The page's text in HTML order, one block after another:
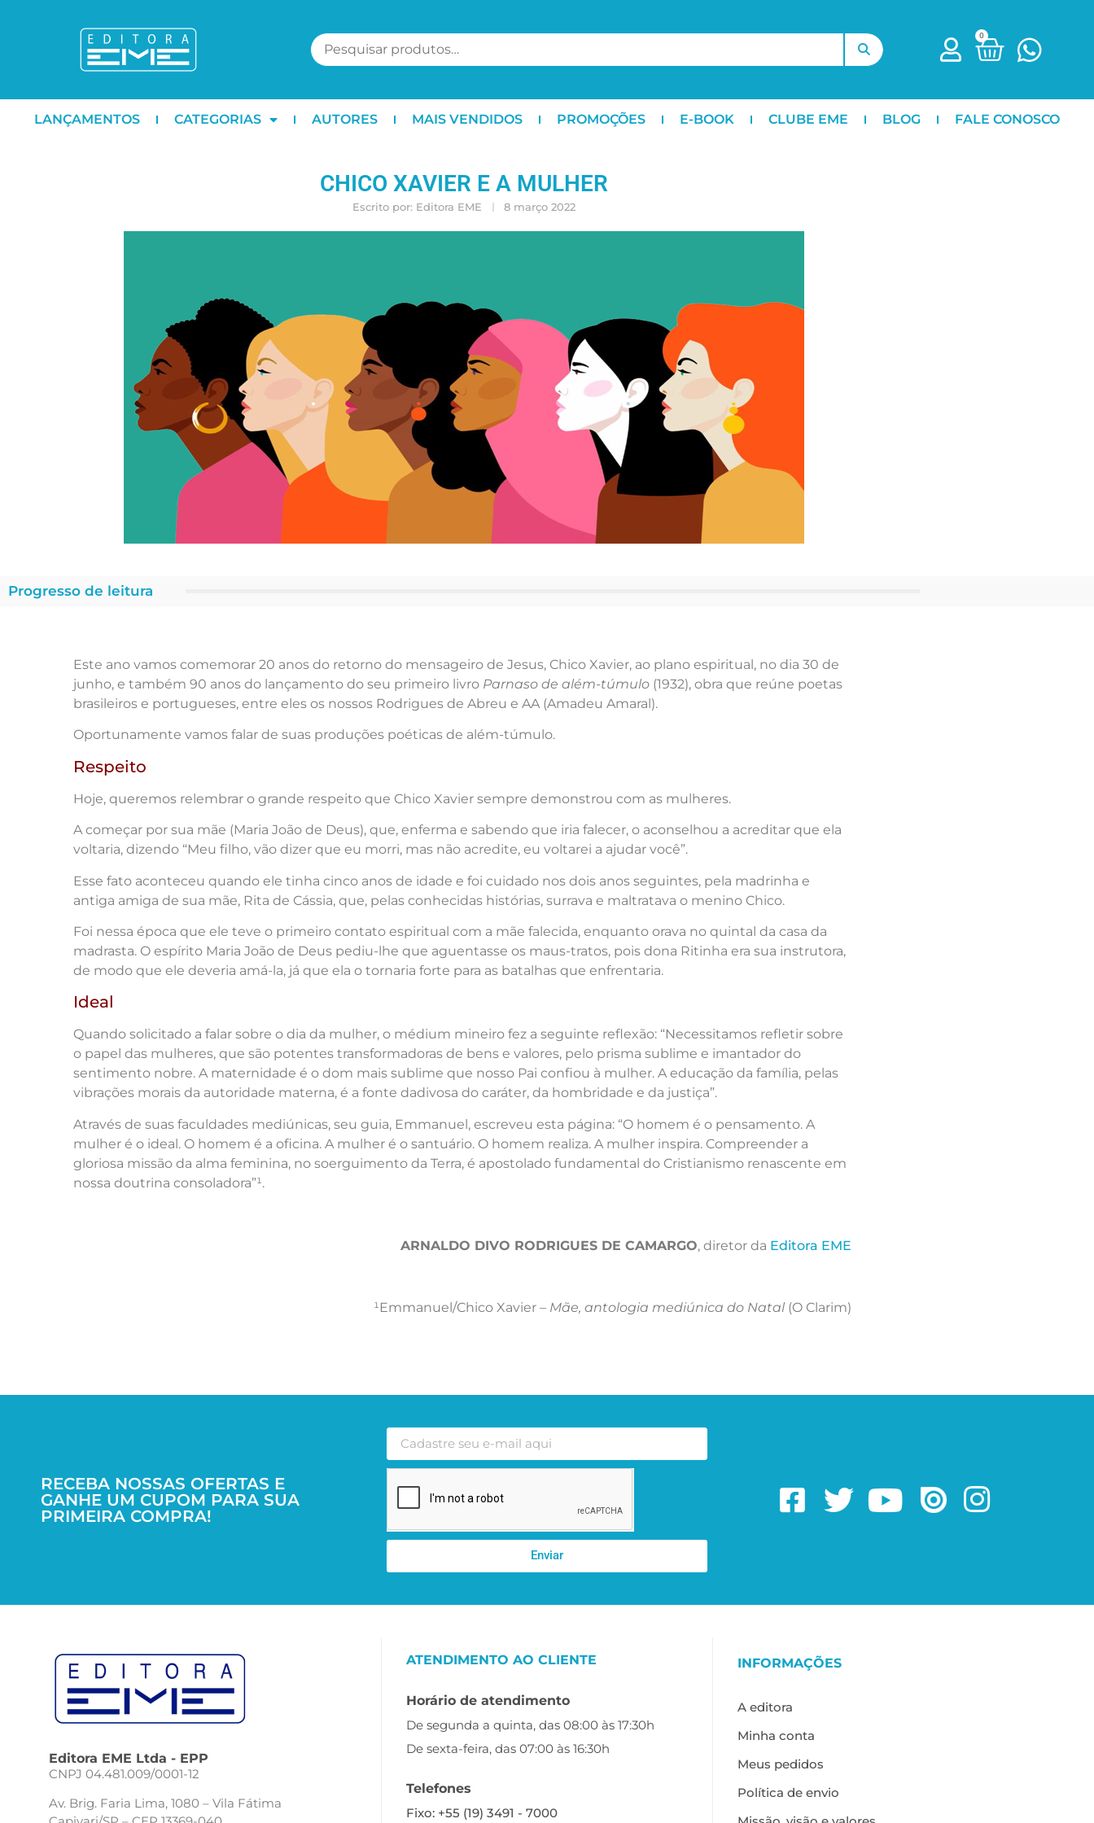
0
LANÇAMENTOS CATEGORIAS AUTORES MAIS VENDIDOS PROMOÇÕES E-BOOK CLUBE EME BLOG FALE CONOSCO
CHICO XAVIER E A MULHER
Escrito por: Editora EME 8 março 2022
Progresso de leitura
Este ano vamos comemorar 20 anos do retorno do mensageiro de Jesus, Chico Xavier, ao plano espiritual, no dia 30 de
junho, e também 90 anos do lançamento do seu primeiro livro Parnaso de além-túmulo(1932), obra que reúne poetas
brasileiros e portugueses, entre eles os nossos Rodrigues de Abreu e AA (Amadeu Amaral).
Oportunamente vamos falar de suas produções poéticas de além-túmulo.
Respeito
Hoje, queremos relembrar o grande respeito que Chico Xavier sempre demonstrou com as mulheres.
A começar por sua mãe (Maria João de Deus), que, enferma e sabendo que iria falecer, o aconselhou a acreditar que ela
voltaria, dizendo “Meu filho, vão dizer que eu morri, mas não acredite, eu voltarei a ajudar você”.
Esse fato aconteceu quando ele tinha cinco anos de idade e foi cuidado nos dois anos seguintes, pela madrinha e
antiga amiga de sua mãe, Rita de Cássia, que, pelas conhecidas histórias, surrava e maltratava o menino Chico.
Foi nessa época que ele teve o primeiro contato espiritual com a mãe falecida, enquanto orava no quintal da casa da
madrasta. O espírito Maria João de Deus pediu-lhe que aguentasse os maus-tratos, pois dona Ritinha era sua instrutora,
de modo que ele deveria amá-la, já que ela o tornaria forte para as batalhas que enfrentaria.
Ideal
Quando solicitado a falar sobre o dia da mulher, o médium mineiro fez a seguinte reflexão: “Necessitamos refletir sobre
o papel das mulheres, que são potentes transformadoras de bens e valores, pelo prisma sublime e imantador do
sentimento nobre. A maternidade é o dom mais sublime que nosso Pai confiou à mulher. A educação da família, pelas
vibrações morais da autoridade materna, é a fonte dadivosa do caráter, da hombridade e da justiça”.
Através de suas faculdades mediúnicas, seu guia, Emmanuel, escreveu esta página: “O homem é o pensamento. A
mulher é o ideal. O homem é a oficina. A mulher é o santuário. O homem realiza. A mulher inspira. Compreender a
gloriosa missão da alma feminina, no soerguimento da Terra, é apostolado fundamental do Cristianismo renascente em
nossa doutrina consoladora”¹.
ARNALDO DIVO RODRIGUES DE CAMARGO, diretor da Editora EME
¹Emmanuel/Chico Xavier – Mãe, antologia mediúnica do Natal (O Clarim)
RECEBA NOSSAS OFERTAS E
GANHE UM CUPOM PARA SUA
PRIMEIRA COMPRA!
Enviar
Editora EME Ltda - EPP
CNPJ 04.481.009/0001-12
Av. Brig. Faria Lima, 1080 – Vila Fátima
ATENDIMENTO AO CLIENTE
Horário de atendimento
De segunda a quinta, das 08:00 às 17:30h
De sexta-feira, das 07:00 às 16:30h
Telefones
Fixo: +55 (19) 3491 - 7000
INFORMAÇÕES
A editora
Minha conta
Meus pedidos
Política de envio